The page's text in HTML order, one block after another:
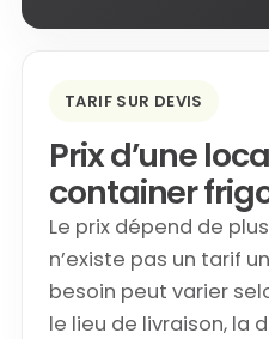
TARIF SUR DEVIS
Prix d’une
container
Le prix dépend de
n’existe pas un tarif
besoin peut varier
le lieu de livraison, la